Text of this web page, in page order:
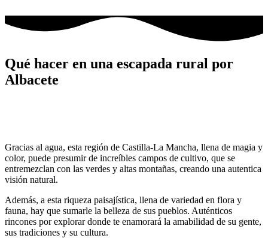
contenido
Qué hacer en una escapada rural por
Albacete
Gracias al agua, esta región de Castilla-La Mancha, llena de magia y
color, puede presumir de increíbles campos de cultivo, que se
entremezclan con las verdes y altas montañas, creando una autentica
visión natural.
Además, a esta riqueza paisajística, llena de variedad en flora y
fauna, hay que sumarle la belleza de sus pueblos. Auténticos
rincones por explorar donde te enamorará la amabilidad de su gente,
sus tradiciones y su cultura.